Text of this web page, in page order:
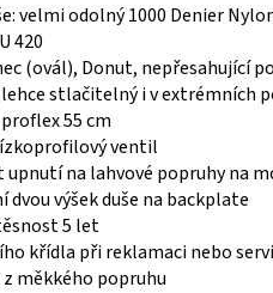
velmi odolný 1000 Denier
420
(ovál), Donut, nepřesahující
stlačitelný i v extrémních
55 cm
ventil
upnutí na lahvové popruhy na
výšek duše na backplate
5 let
křídla při reklamaci nebo
měkkého popruhu